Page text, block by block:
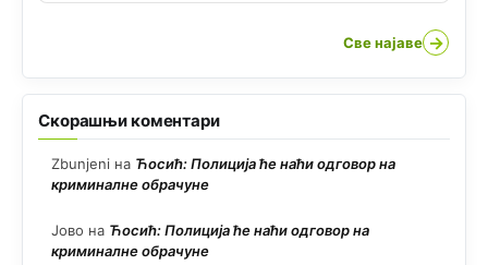
Све најаве →
Скорашњи коментари
Zbunjeni на Ћосић: Полиција ће наћи одговор на
криминалне обрачуне
Јово на Ћосић: Полиција ће наћи одговор на
криминалне обрачуне